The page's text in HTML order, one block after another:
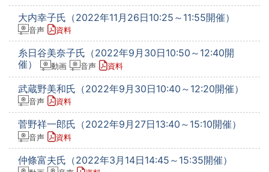
大内幸子氏（2022年11月26日10:25～11:55開催）
音声 資料
糸日谷美奈子氏（2022年9月30日10:50～12:40開
催）
動画 音声 資料
武蔵野美和氏（2022年9月30日10:40～12:20開催）
音声 資料
菅野祥一郎氏（2022年9月27日13:40～15:10開催）
音声 資料
仲條富夫氏（2022年3月14日14:45～15:35開催）